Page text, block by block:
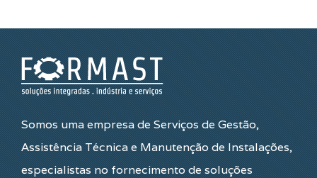
Somos uma empresa de Serviços de Gestão,
Assistência Técnica e Manutenção de Instalações,
especialistas no fornecimento de soluções